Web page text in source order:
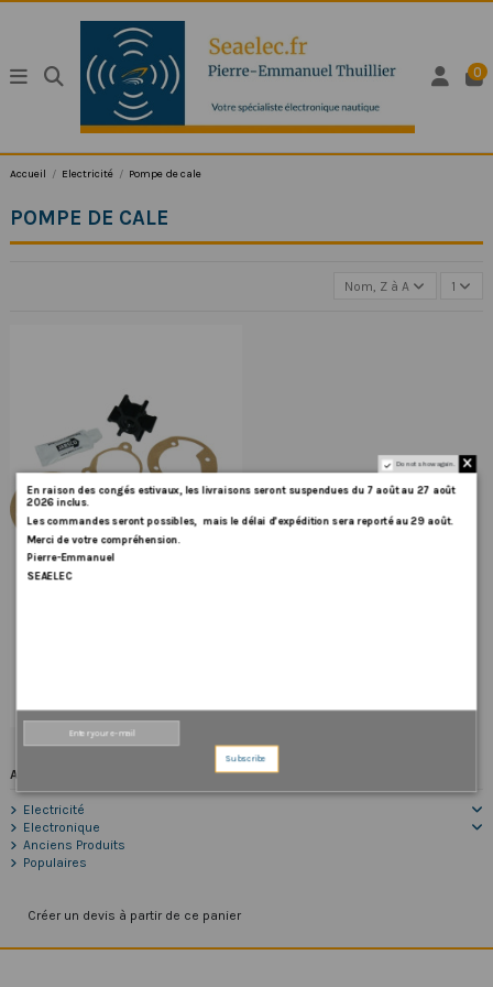
0
Accueil Electricité Pompe de cale
POMPE DE CALE
Nom, Z à A 1
Accueil
Electricité
Electronique
Anciens Produits
Populaires
Créer un devis à partir de ce panier
Do not show again.
En raison des congés estivaux, les livraisons seront suspendues du 7 août au 27 août
2026 inclus.
Les commandes seront possibles, mais le délai d’expédition sera reporté au 29 août.
Merci de votre compréhension.
Pierre-Emmanuel
SEAELEC
Subscribe